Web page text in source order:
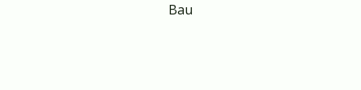
Bau